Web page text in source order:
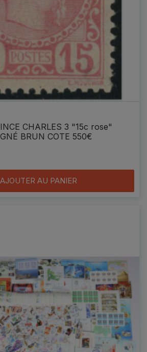
CHARLES 3 "15c rose"
BRUN COTE 550€
AU PANIER